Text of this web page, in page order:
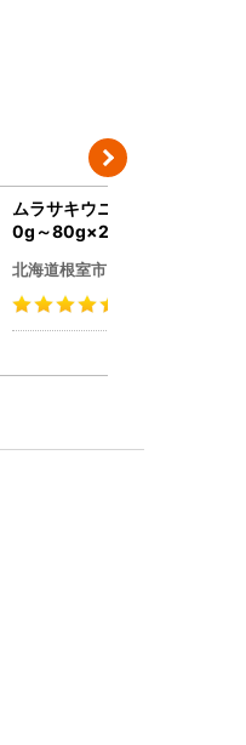
ムラサキウニ塩水パック7
0g～80g×2P A-24001
北海道根室市